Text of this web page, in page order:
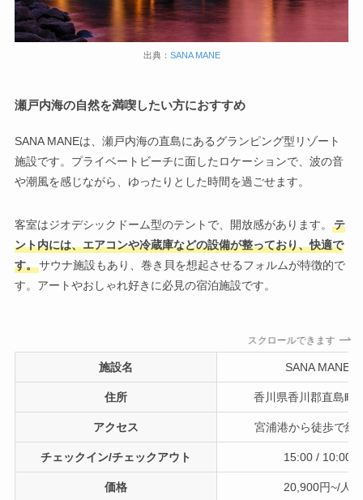
出典： SANA MANE
瀬戸内海の自然を満喫したい方におすすめ
SANA MANEは、瀬戸内海の直島にあるグランピング型リゾート
施設です。プライベートビーチに面したロケーションで、波の音
や潮風を感じながら、ゆったりとした時間を過ごせます。
客室はジオデシックドーム型のテントで、開放感があります。
テ
ント内には、エアコンや冷蔵庫などの設備が整っており、快適で
す。サウナ施設もあり、巻き貝を想起させるフォルムが特徴的で
す。アートやおしゃれ好きに必見の宿泊施設です。
スクロールできます
施設名 SANA MANE
住所 香川県香川郡直島町
アクセス 宮浦港から徒歩で約
チェックイン/チェックアウト 15:00 / 10:00
価格 20,900円~/人